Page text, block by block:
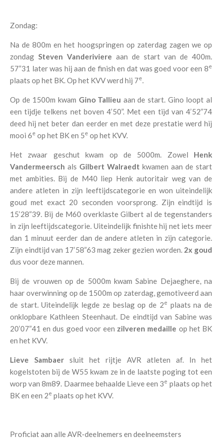
Zondag:
Na de 800m en het hoogspringen op zaterdag zagen we op
zondag Steven Vanderiviere aan de start van de 400m.
57”31 later was hij aan de finish en dat was goed voor een 8e
plaats op het BK. Op het KVV werd hij 7e.
Op de 1500m kwam Gino Tallieu aan de start. Gino loopt al
een tijdje telkens net boven 4’50”. Met een tijd van 4’52”74
deed hij net beter dan eerder en met deze prestatie werd hij
mooi 6e op het BK en 5e op het KVV.
Het zwaar geschut kwam op de 5000m. Zowel Henk
Vandermeersch als Gilbert Walraedt kwamen aan de start
met ambities. Bij de M40 liep Henk autoritair weg van de
andere atleten in zijn leeftijdscategorie en won uiteindelijk
goud met exact 20 seconden voorsprong. Zijn eindtijd is
15’28”39. Bij de M60 overklaste Gilbert al de tegenstanders
in zijn leeftijdscategorie. Uiteindelijk finishte hij net iets meer
dan 1 minuut eerder dan de andere atleten in zijn categorie.
Zijn eindtijd van 17’58”63 mag zeker gezien worden. 2x goud
dus voor deze mannen.
Bij de vrouwen op de 5000m kwam Sabine Dejaeghere, na
haar overwinning op de 1500m op zaterdag, gemotiveerd aan
de start. Uiteindelijk legde ze beslag op de 2e plaats na de
onklopbare Kathleen Steenhaut. De eindtijd van Sabine was
20’07”41 en dus goed voor een zilveren medaille op het BK
en het KVV.
Lieve Sambaer sluit het rijtje AVR atleten af. In het
kogelstoten bij de W55 kwam ze in de laatste poging tot een
worp van 8m89. Daarmee behaalde Lieve een 3e plaats op het
BK en een 2e plaats op het KVV.
Proficiat aan alle AVR-deelnemers en deelneemsters